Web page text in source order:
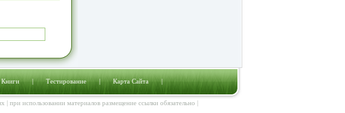
Книги|Тестирование|Карта Сайта|
| при использовании материалов размещение ссылки обязательно |